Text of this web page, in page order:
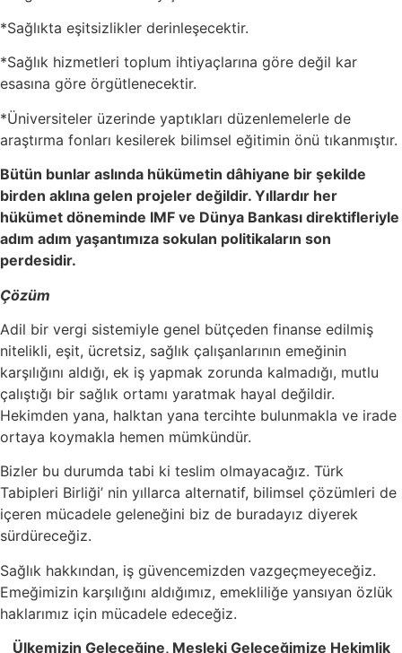
*Sağlıkta eşitsizlikler derinleşecektir.
*Sağlık hizmetleri toplum ihtiyaçlarına göre değil kar
esasına göre örgütlenecektir.
*Üniversiteler üzerinde yaptıkları düzenlemelerle de
araştırma fonları kesilerek bilimsel eğitimin önü tıkanmıştır.
Bütün bunlar aslında hükümetin dâhiyane bir şekilde
birden aklına gelen projeler değildir. Yıllardır her
hükümet döneminde IMF ve Dünya Bankası direktifleriyle
adım adım yaşantımıza sokulan politikaların son
perdesidir.
Çözüm
Adil bir vergi sistemiyle genel bütçeden finanse edilmiş
nitelikli, eşit, ücretsiz, sağlık çalışanlarının emeğinin
karşılığını aldığı, ek iş yapmak zorunda kalmadığı, mutlu
çalıştığı bir sağlık ortamı yaratmak hayal değildir.
Hekimden yana, halktan yana tercihte bulunmakla ve irade
ortaya koymakla hemen mümkündür.
Bizler bu durumda tabi ki teslim olmayacağız. Türk
Tabipleri Birliği’ nin yıllarca alternatif, bilimsel çözümleri de
içeren mücadele geleneğini biz de buradayız diyerek
sürdüreceğiz.
Sağlık hakkından, iş güvencemizden vazgeçmeyeceğiz.
Emeğimizin karşılığını aldığımız, emekliliğe yansıyan özlük
haklarımız için mücadele edeceğiz.
Ülkemizin Geleceğine, Mesleki Geleceğimize Hekimlik